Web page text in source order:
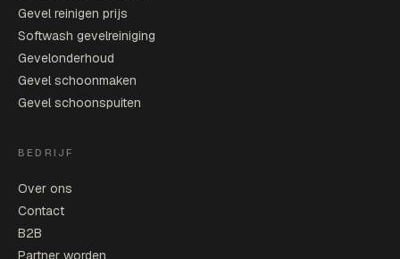
Gevel reinigen prijs
Softwash gevelreiniging
Gevelonderhoud
Gevel schoonmaken
Gevel schoonspuiten
BEDRIJF
Over ons
Contact
B2B
Partner worden